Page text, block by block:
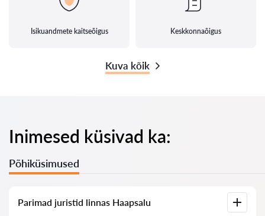
Isikuandmete kaitseõigus Keskkonnaõigus
Kuva kõik
Inimesed küsivad ka:
Põhiküsimused
Parimad juristid linnas Haapsalu